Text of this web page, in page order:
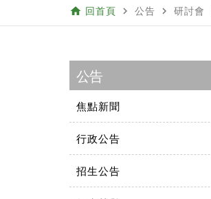
home 回首頁 navigate_next 公告 navigate_next 研討會
公告
焦點新聞
行政公告
招生公告